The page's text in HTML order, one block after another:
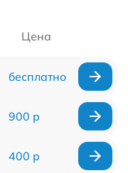
Цена
бесплатно
900 р
400 р